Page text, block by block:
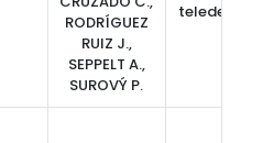
RODRÍGUEZ
RUIZ J.,
SEPPELT A.,
SUROVÝ P.